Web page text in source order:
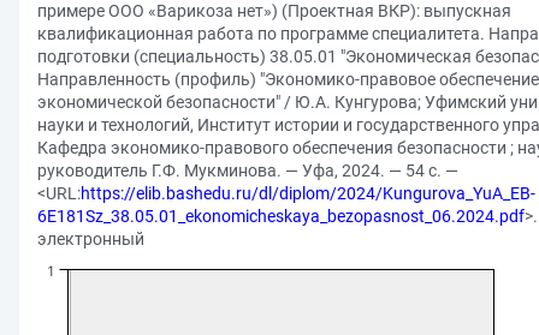
примере ООО «Варикоза нет») (Проектная ВКР): выпускная
квалификационная работа по программе специалитета.
подготовки (специальность) 38.05.01 "Экономическая
Направленность (профиль) "Экономико-правовое обеспечение
экономической безопасности" / Ю.А. Кунгурова; Уфимский
науки и технологий, Институт истории и государственного
Кафедра экономико-правового обеспечения безопасности ;
руководитель Г.Ф. Мукминова. — Уфа, 2024. — 54 с. —
<URL:https://elib.bashedu.ru/dl/diplom/2024/Kungurova_YuA_EB-
6E181Sz_38.05.01_ekonomicheskaya_bezopasnost_06.2024.pdf
электронный